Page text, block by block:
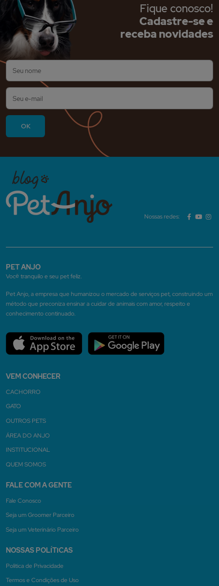
Fique conosco!
Cadastre-se e
receba novidades
Nossas redes:
PET ANJO
Você tranquilo e seu pet feliz.
Pet Anjo, a empresa que humanizou o mercado de serviços pet, construindo um
método que preconiza ensinar a cuidar de animais com amor, respeito e
conhecimento continuado.
VEM CONHECER
CACHORRO
GATO
OUTROS PETS
ÁREA DO ANJO
INSTITUCIONAL
QUEM SOMOS
FALE COM A GENTE
Fale Conosco
Seja um Groomer Parceiro
Seja um Veterinário Parceiro
NOSSAS POLÍTICAS
Politica de Privacidade
Termos e Condições de Uso